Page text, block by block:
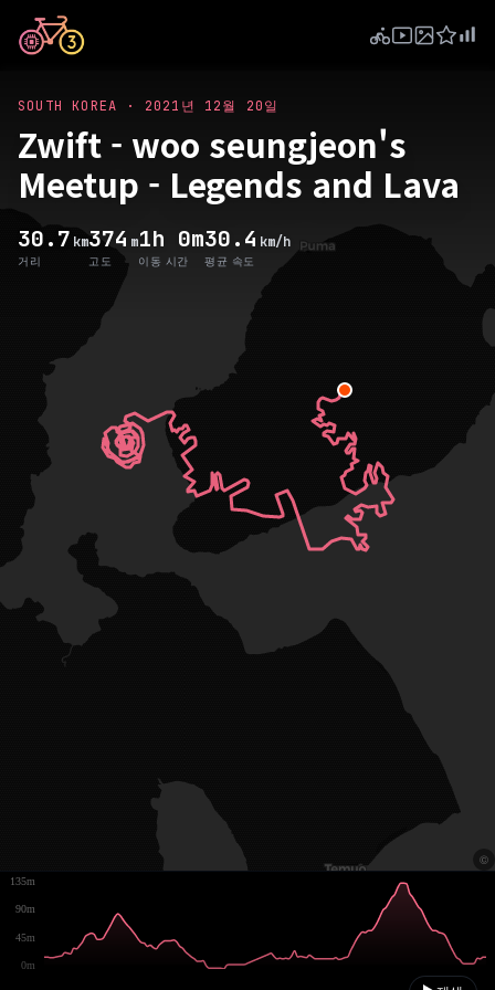
SOUTH KOREA · 2021년 12월 20일
Zwift - woo seungjeon's
Meetup - Legends and Lava
30.7 km
거리
374 m
고도
1h 0m
이동 시간
30.4 km/h
평균 속도
0m
45m
90m
135m